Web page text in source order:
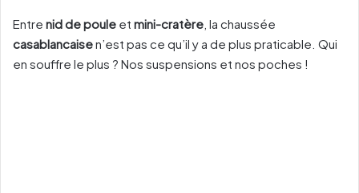
Entre nid de poule et mini-cratère , la chaussée
casablancaisen’est pas ce qu’il y a de plus praticable. Qui
en souffre le plus ? Nos suspensions et nos poches !